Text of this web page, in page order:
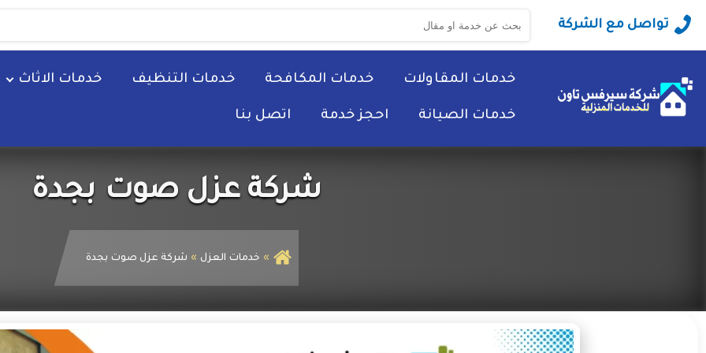
تواصل مع الشركة
البحث
عن:
خدمات المقاولات خدمات المكافحة خدمات التنظيف خدمات الاثاث
خدمات الصيانة احجز خدمة اتصل بنا
شركة عزل صوت بجدة
خدمات العزل شركة عزل صوت بجدة